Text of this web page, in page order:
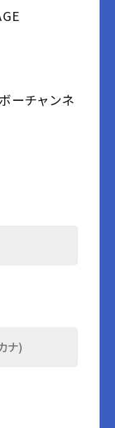
ーチャンネ